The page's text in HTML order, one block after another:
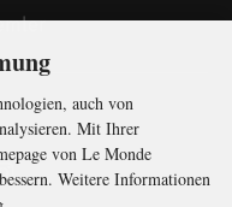
auch von
Mit Ihrer
von Le Monde
Weitere Informationen